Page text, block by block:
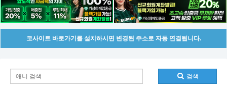
코사이트 바로가기를 설치하시면 변경된 주소로 자동 연결됩니다.
검색